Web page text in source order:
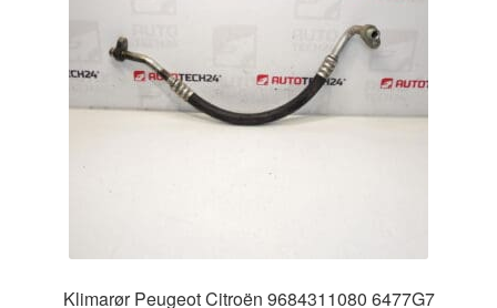
Klimarør Peugeot Citroën 9684311080 6477G7